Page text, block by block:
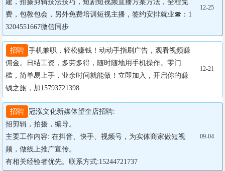
建，拍摄剪辑技法技巧，短剧短视频直播方案方法，全程免
费，包教包会，另外免费培训短视主播，签约安排就业☎：1
3204551667微信同步
12-25
招聘 手机兼职，轻松赚钱！动动手指刷广告，观看视频赚
佣金。日结工资，多劳多得，随时随地用手机操作。零门
槛，简单易上手，业余时间就能做！立即加入，开启你的赚
钱之旅，加15793721398
12-21
招聘 冠泓文化新媒体望奎店招聘:
招剪辑，拍摄，编导。
主要工作内容: 在抖音、快手、视频号，为实体商家做短视
频，做线上推广宣传。
有相关经验者优先。联系方式:15244721737
09-04